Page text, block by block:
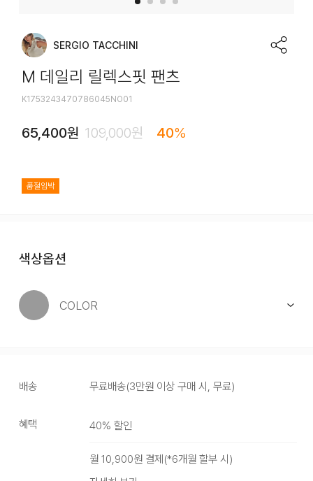
SERGIO TACCHINI
M 데일리 릴렉스핏 팬츠
K1753243470786045NO01
65,400원 109,000원 40%
품절임박
색상옵션
COLOR
배송 무료배송(3만원 이상 구매 시, 무료)
혜택 40% 할인
월 10,900원 결제(*6개월 할부 시)